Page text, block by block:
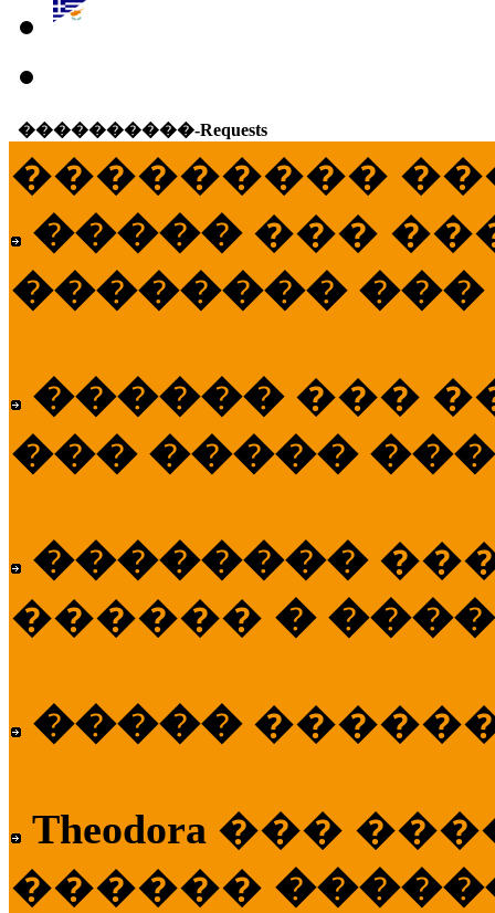
����������-Requests
���������
����� ���
�������� ���
������ ���
��� �����
��������
������ �
�����
Theodora ���
������